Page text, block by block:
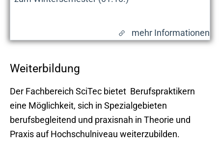
mehr Informationen
Weiterbildung
Der Fachbereich SciTec bietet Berufspraktikern
eine Möglichkeit, sich in Spezialgebieten
berufsbegleitend und praxisnah in Theorie und
Praxis auf Hochschulniveau weiterzubilden.